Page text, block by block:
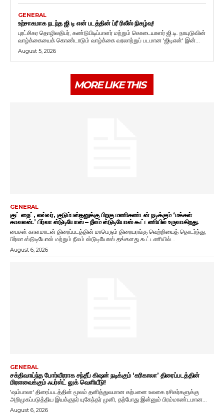
GENERAL
உற்சாகமாக நடந்த ஜி டி என் படத்தின் ப்ரீ ரிலீஸ் நிகழ்வு!
புரட்சிகர தொழிலதிபர், கண்டுபிடிப்பாளர் மற்றும் கொடையாளர் ஜி.டி. நாயுடுவின்
வாழ்க்கையைக் கொண்டாடும் வாழ்க்கை வரலாற்றுப் படமான 'ஜிடிஎன்' இன்...
August 5, 2026
MORE LIKE THIS
GENERAL
குட் நைட், லவ்வர், குடும்பஸ்தனுக்கு பிறகு மணிகண்டன் நடிக்கும் ‘மக்கள்
காவலன்.’ பிர்லா ஸ்டுடியோஸ் – நீலம் ஸ்டுடியோஸ் கூட்டணியில் உருவாகிறது.
பைசன் காளமாடன் திரைப்படத்தின் மாபெரும் திரையரங்கு வெற்றியைத் தொடர்ந்து,
பிர்லா ஸ்டுடியோஸ் மற்றும் நீலம் ஸ்டுடியோஸ் தங்களது கூட்டணியில்...
August 6, 2026
GENERAL
சக்திவாய்ந்த போர்வீரராக சந்தீப் கிஷன் நடிக்கும் ‘கரிகாலா’ திரைப்படத்தின்
மிரளவைக்கும் ஃபர்ஸ்ட் லுக் வெளியீடு!
'ஷம்பாலா' திரைப்படத்தின் மூலம் தனித்துவமான கற்பனை உலகை ரசிகர்களுக்கு
அறிமுகப்படுத்திய இயக்குநர் யுகேந்தர் முனி, தற்போது இன்னும் பிரம்மாண்டமான...
August 6, 2026